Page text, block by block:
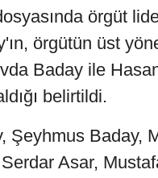
örgüt
örgütün üst
Baday ile
belirtildi.
Şeyhmus Baday,
Asar,